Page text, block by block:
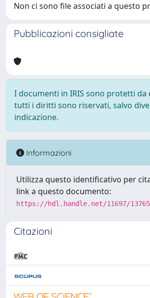
Non ci sono file associati a questo
Pubblicazioni consigliate
I documenti in IRIS sono protetti da
tutti i diritti sono riservati, salvo
indicazione.
Informazioni
Utilizza questo identificativo per
link a questo documento:
https://hdl.handle.net/11697/
Citazioni